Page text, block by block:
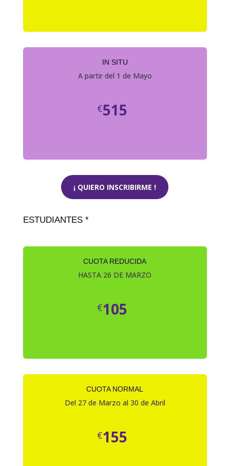
IN SITU
A partir del 1 de Mayo
€515
¡ QUIERO INSCRIBIRME !
ESTUDIANTES *
CUOTA REDUCIDA
HASTA 26 DE MARZO
€105
CUOTA NORMAL
Del 27 de Marzo al 30 de Abril
€155